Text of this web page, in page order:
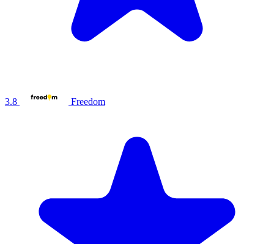
3.8 Freedom